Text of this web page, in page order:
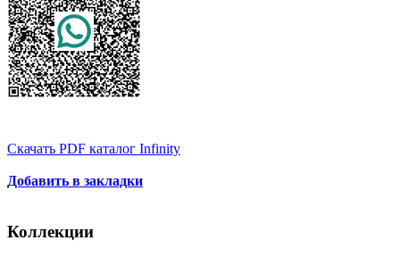
Скачать PDF каталог Infinity
Добавить в закладки
Коллекции